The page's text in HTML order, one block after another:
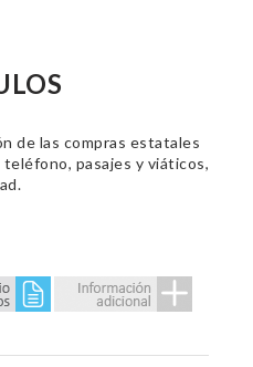
de las compras estatales
pasajes y viáticos,